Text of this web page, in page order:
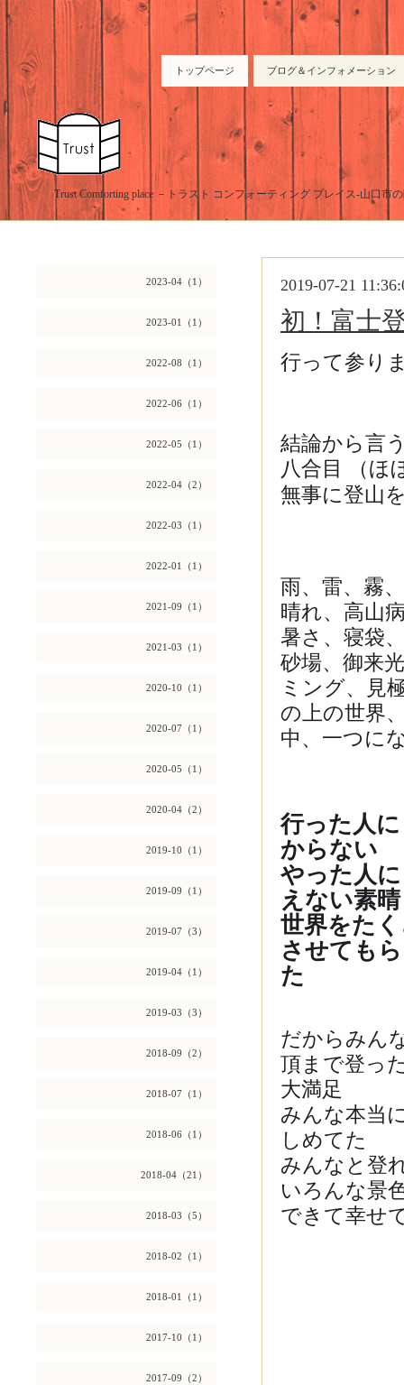
トップページ ブログ＆インフォメーション
Trust Comforting place －トラスト コンフォーティング プレイス-山口市
2023-04（1）
2023-01（1）
2022-08（1）
2022-06（1）
2022-05（1）
2022-04（2）
2022-03（1）
2022-01（1）
2021-09（1）
2021-03（1）
2020-10（1）
2020-07（1）
2020-05（1）
2020-04（2）
2019-10（1）
2019-09（1）
2019-07（3）
2019-04（1）
2019-03（3）
2018-09（2）
2018-07（1）
2018-06（1）
2018-04（21）
2018-03（5）
2018-02（1）
2018-01（1）
2017-10（1）
2017-09（2）
2019-07-21
初！富士
行って参り
結論から言
八合目 （ほ
無事に登山
雨、雷、霧
晴れ、高山
暑さ、寝袋
砂場、御来
ミング、見
の上の世界
中、一つに
行った人
からない
やった人
えない素
世界をた
させても
た
だからみん
頂まで登っ
大満足
みんな本当
しめてた
みんなと登
いろんな景
できて幸せ